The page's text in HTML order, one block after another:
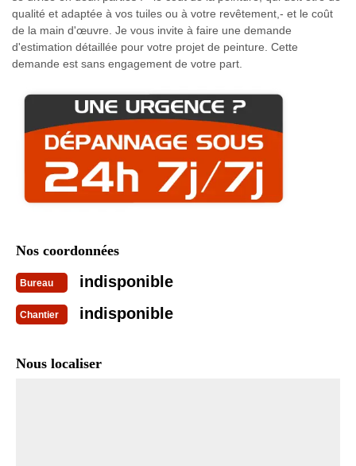
qualité et adaptée à vos tuiles ou à votre revêtement,- et le coût
de la main d'œuvre. Je vous invite à faire une demande
d'estimation détaillée pour votre projet de peinture. Cette
demande est sans engagement de votre part.
Nos coordonnées
Bureau indisponible
Chantier indisponible
Nous localiser